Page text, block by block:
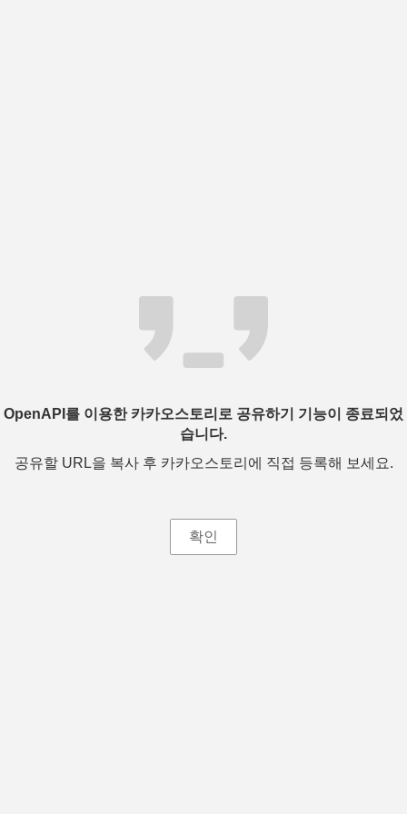
OpenAPI를 이용한 카카오스토리로 공유하기 기능이 종료되었
습니다.
공유할 URL을 복사 후 카카오스토리에 직접 등록해 보세요.
확인